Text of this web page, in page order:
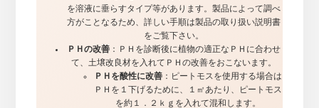
を溶液に垂らすタイプ等があります。製品によって調べ
方がことなるため、詳しい手順は製品の取り扱い説明書
をご覧下さい。
ＰＨの改善 ：ＰＨを診断後に植物の適正なＰＨに合わせ
て、土壌改良材を入れてＰＨの改善をおこないます。
ＰＨを酸性に改善 ：ピートモスを使用する場合は
ＰＨを１下げるために、１㎡あたり、ピートモス
を約１．２ｋｇを入れて混和します。